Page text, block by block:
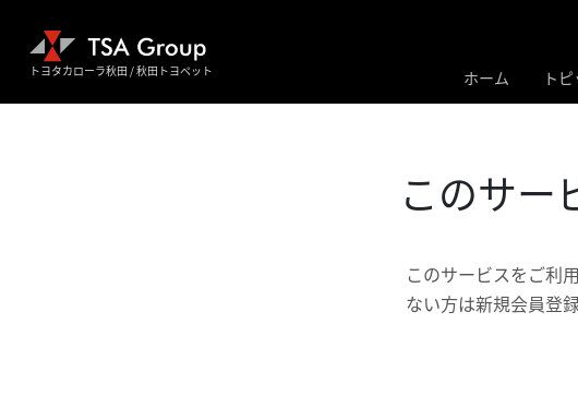
トヨタカローラ秋田 / 秋田トヨペット ホーム ト
このサー
このサービスをご利
ない方は新規会員登